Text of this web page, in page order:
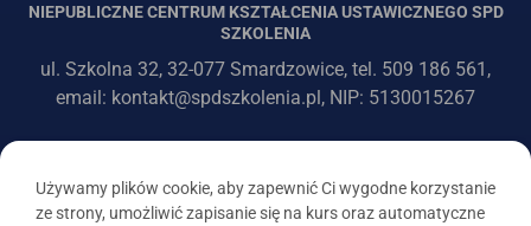
NIEPUBLICZNE CENTRUM KSZTAŁCENIA USTAWICZNEGO SPD
SZKOLENIA
ul. Szkolna 32, 32-077 Smardzowice, tel. 509 186 561,
email: kontakt@spdszkolenia.pl, NIP: 5130015267
Używamy plików cookie, aby zapewnić Ci wygodne korzystanie
ze strony, umożliwić zapisanie się na kurs oraz automatyczne